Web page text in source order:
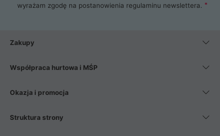
wyrażam zgodę na postanowienia regulaminu newslettera.
Zakupy
Współpraca hurtowa i MŚP
Okazja i promocja
Struktura strony